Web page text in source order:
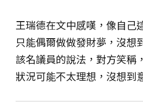
王瑞德在文中感嘆，像自己
只能偶爾做做發財夢，沒想
該名議員的說法，對方笑稱
狀況可能不太理想，沒想到